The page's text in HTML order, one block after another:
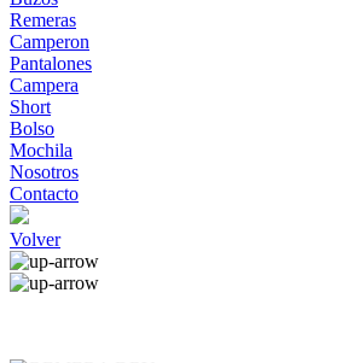
Remeras
Camperon
Pantalones
Campera
Short
Bolso
Mochila
Nosotros
Contacto
Volver